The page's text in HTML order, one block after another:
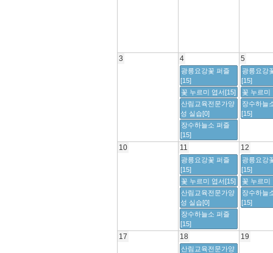
3 4 5
10 11 12
17 18 19
광릉요강꽃 퍼즐
[15]
광릉요강
[15]
꽃 누르미 엽서[15]
꽃 누르미
산림교육전문가양
성 실습[0]
장수하늘
[15]
장수하늘소 퍼즐
[15]
광릉요강꽃 퍼즐
[15]
광릉요강
[15]
꽃 누르미 엽서[15]
꽃 누르미
산림교육전문가양
성 실습[0]
장수하늘
[15]
장수하늘소 퍼즐
[15]
산림교육전문가양